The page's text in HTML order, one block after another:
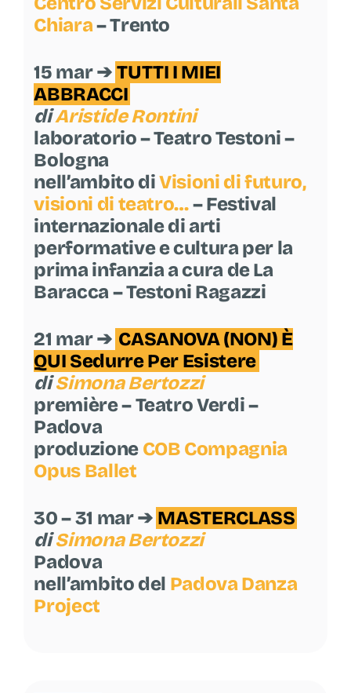
Chiara– Trento
15 mar ➔ TUTTI I MIEI
ABBRACCI
diAristide Rontini
laboratorio – Teatro Testoni –
Bologna
nell’ambito diVisioni di futuro,
visioni di teatro…– Festival
internazionale di arti
performative e cultura per la
prima infanzia a cura de La
Baracca – Testoni Ragazzi
21 mar ➔ CASANOVA (NON) È
QUI Sedurre Per Esistere
diSimona Bertozzi
première – Teatro Verdi –
Padova
produzione COB Compagnia
Opus Ballet
30 – 31 mar ➔ MASTERCLASS
diSimona Bertozzi
Padova
nell’ambito del Padova Danza
Project